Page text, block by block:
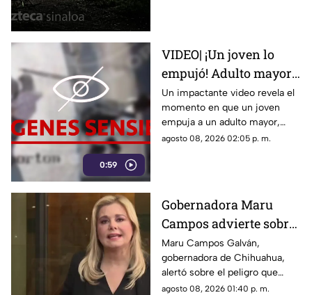
0:59
VIDEO| ¡Un joven lo
empujó! Adulto mayor
muere atropellado por
un tráiler
Un impactante video revela el
momento en que un joven
empuja a un adulto mayor,
provocando su muerte al ser
agosto 08, 2026 02:05 p. m.
Gobernadora Maru
Campos advierte sobre
el uso de lineamientos
para sancionar a
medios y periodistas
Maru Campos Galván,
gobernadora de Chihuahua,
alertó sobre el peligro que
implican los nuevos
agosto 08, 2026 01:40 p. m.